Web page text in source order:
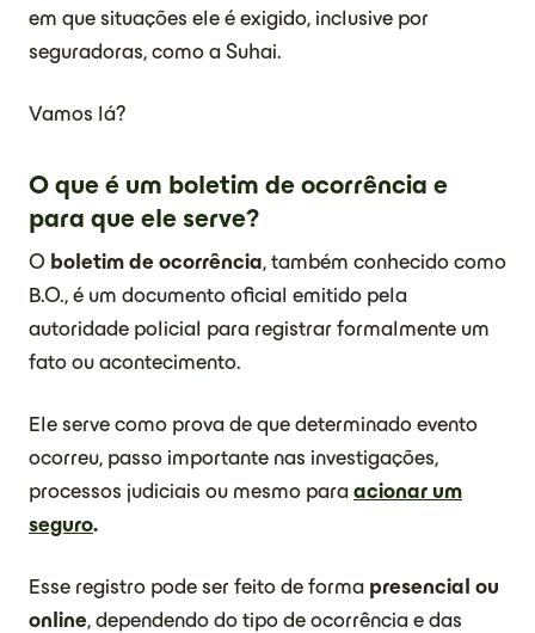
em que situações ele é exigido, inclusive por
seguradoras, como a Suhai.
Vamos lá?
O que é um boletim de ocorrência e
para que ele serve?
O boletim de ocorrência, também conhecido como
B.O., é um documento oficial emitido pela
autoridade policial para registrar formalmente um
fato ou acontecimento.
Ele serve como prova de que determinado evento
ocorreu, passo importante nas investigações,
processos judiciais ou mesmo para acionar um
seguro.
Esse registro pode ser feito de forma presencial ou
online, dependendo do tipo de ocorrência e das